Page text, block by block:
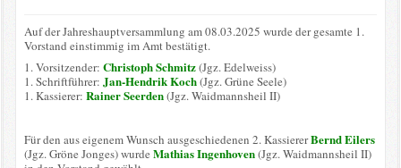
Auf der Jahreshauptversammlung am 08.03.2025 wurde der gesamte 1.
Vorstand einstimmig im Amt bestätigt.
1. Vorsitzender: Christoph Schmitz(Jgz. Edelweiss)
1. Schriftführer: Jan-Hendrik Koch(Jgz. Grüne Seele)
1. Kassierer: Rainer Seerden(Jgz. Waidmannsheil II)
Für den aus eigenem Wunsch ausgeschiedenen 2. KassiererBernd Eilers
(Jgz. Gröne Jonges) wurde Mathias Ingenhoven(Jgz. Waidmannsheil II)